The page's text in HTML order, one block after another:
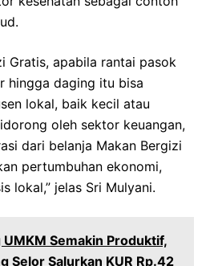
Gratis, apabila rantai pasok
hingga daging itu bisa
lokal, baik kecil atau
oleh sektor keuangan,
dari belanja Makan Bergizi
pertumbuhan ekonomi,
lokal,” jelas Sri Mulyani.
UMKM Semakin Produktif,
Selor Salurkan KUR Rp.42